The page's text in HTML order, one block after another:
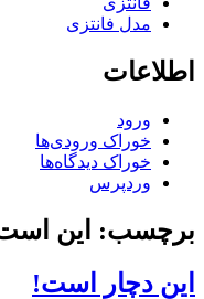
مدل فانتزی
اطلاعات
ورود
خوراک ورودی‌ها
خوراک دیدگاه‌ها
وردپرس
برچسب: این
این دچار است!